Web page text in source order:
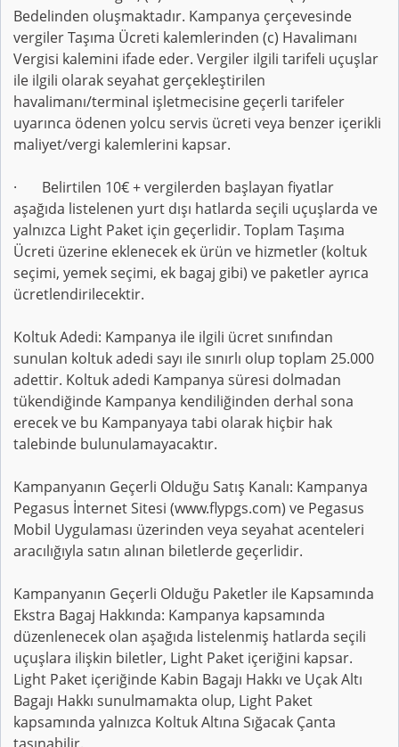
Bedelinden oluşmaktadır. Kampanya çerçevesinde
vergiler Taşıma Ücreti kalemlerinden (c) Havalimanı
Vergisi kalemini ifade eder. Vergiler ilgili tarifeli uçuşlar
ile ilgili olarak seyahat gerçekleştirilen
havalimanı/terminal işletmecisine geçerli tarifeler
uyarınca ödenen yolcu servis ücreti veya benzer içerikli
maliyet/vergi kalemlerini kapsar.
· Belirtilen 10€ + vergilerden başlayan fiyatlar
aşağıda listelenen yurt dışı hatlarda seçili uçuşlarda ve
yalnızca Light Paket için geçerlidir. Toplam Taşıma
Ücreti üzerine eklenecek ek ürün ve hizmetler (koltuk
seçimi, yemek seçimi, ek bagaj gibi) ve paketler ayrıca
ücretlendirilecektir.
Koltuk Adedi: Kampanya ile ilgili ücret sınıfından
sunulan koltuk adedi sayı ile sınırlı olup toplam 25.000
adettir. Koltuk adedi Kampanya süresi dolmadan
tükendiğinde Kampanya kendiliğinden derhal sona
erecek ve bu Kampanyaya tabi olarak hiçbir hak
talebinde bulunulamayacaktır.
Kampanyanın Geçerli Olduğu Satış Kanalı: Kampanya
Pegasus İnternet Sitesi (www.flypgs.com) ve Pegasus
Mobil Uygulaması üzerinden veya seyahat acenteleri
aracılığıyla satın alınan biletlerde geçerlidir.
Kampanyanın Geçerli Olduğu Paketler ile Kapsamında
Ekstra Bagaj Hakkında: Kampanya kapsamında
düzenlenecek olan aşağıda listelenmiş hatlarda seçili
uçuşlara ilişkin biletler, Light Paket içeriğini kapsar.
Light Paket içeriğinde Kabin Bagajı Hakkı ve Uçak Altı
Bagajı Hakkı sunulmamakta olup, Light Paket
kapsamında yalnızca Koltuk Altına Sığacak Çanta